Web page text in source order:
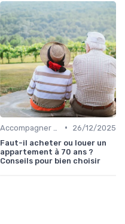
•
26/12/2025
Faut-il acheter ou louer un
appartement à 70 ans ?
Conseils pour bien choisir